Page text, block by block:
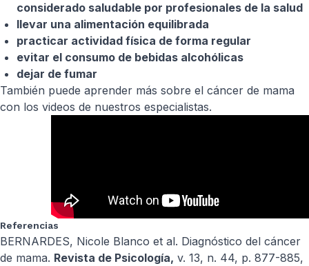
considerado saludable por profesionales de la salud
llevar una alimentación equilibrada
practicar actividad física de forma regular
evitar el consumo de bebidas alcohólicas
dejar de fumar
También puede aprender más sobre el cáncer de mama
con los videos de nuestros especialistas.
Referencias
BERNARDES, Nicole Blanco et al. Diagnóstico del cáncer
de mama. Revista de Psicología, v. 13, n. 44, p. 877-885,